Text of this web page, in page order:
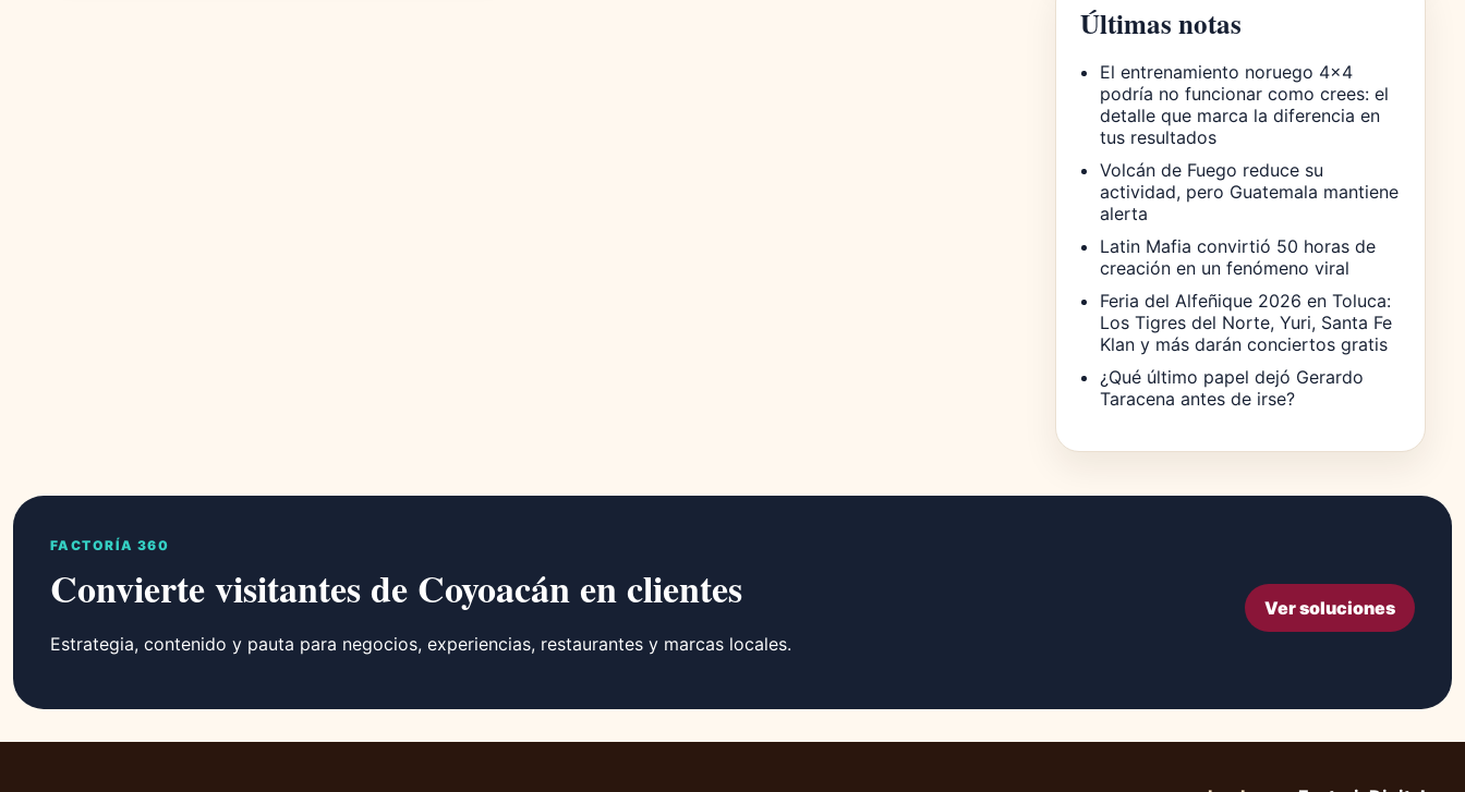
Últimas notas
El entrenamiento noruego 4×4
podría no funcionar como crees: el
detalle que marca la diferencia en
tus resultados
Volcán de Fuego reduce su
actividad, pero Guatemala mantiene
alerta
Latin Mafia convirtió 50 horas de
creación en un fenómeno viral
Feria del Alfeñique 2026 en Toluca:
Los Tigres del Norte, Yuri, Santa Fe
Klan y más darán conciertos gratis
¿Qué último papel dejó Gerardo
Taracena antes de irse?
FACTORÍA 360
Convierte visitantes de Coyoacán en clientes
Estrategia, contenido y pauta para negocios, experiencias, restaurantes y marcas locales.
Ver soluciones